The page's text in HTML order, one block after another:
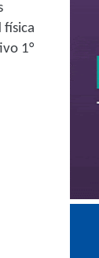
física
1°